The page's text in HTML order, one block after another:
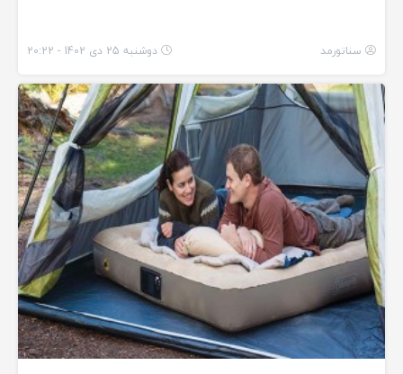
سناتورمد دوشنبه 25 دی 1402 - 20:22